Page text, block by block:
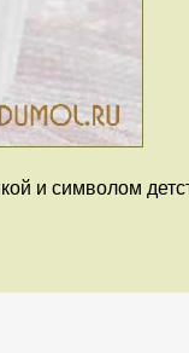
и символом